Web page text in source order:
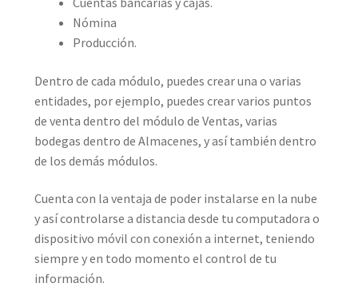
Nómina
Producción.
Dentro de cada módulo, puedes crear una o varias
entidades, por ejemplo, puedes crear varios puntos
de venta dentro del módulo de Ventas, varias
bodegas dentro de Almacenes, y así también dentro
de los demás módulos.
Cuenta con la ventaja de poder instalarse en la nube
y así controlarse a distancia desde tu computadora o
dispositivo móvil con conexión a internet, teniendo
siempre y en todo momento el control de tu
información.